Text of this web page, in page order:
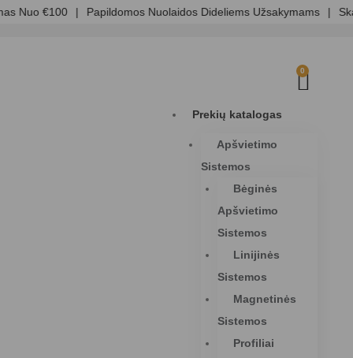
Nuo €100 | Papildomos Nuolaidos Dideliems Užsakymams |
0
Prekių katalogas
Apšvietimo
Sistemos
Bėginės
Apšvietimo
Sistemos
Linijinės
Sistemos
Magnetinės
Sistemos
Profiliai